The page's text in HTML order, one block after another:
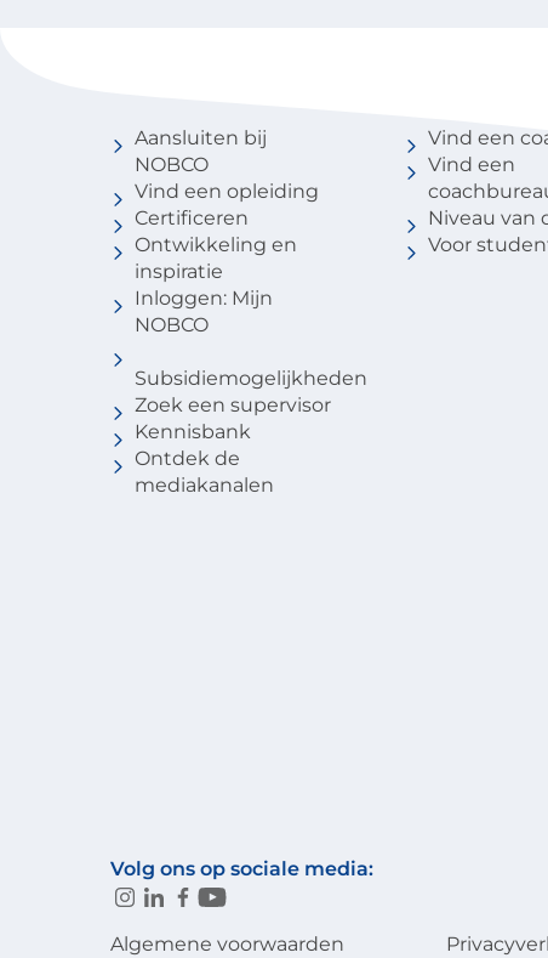
Aansluiten bij
NOBCO
Vind een opleiding
Certificeren
Ontwikkeling en
inspiratie
Inloggen: Mijn
NOBCO
Subsidiemogelijkheden
Zoek een supervisor
Kennisbank
Ontdek de
mediakanalen
Vind een
Vind een
Niveau van
Voor
Volg ons op sociale media:
Algemene voorwaarden